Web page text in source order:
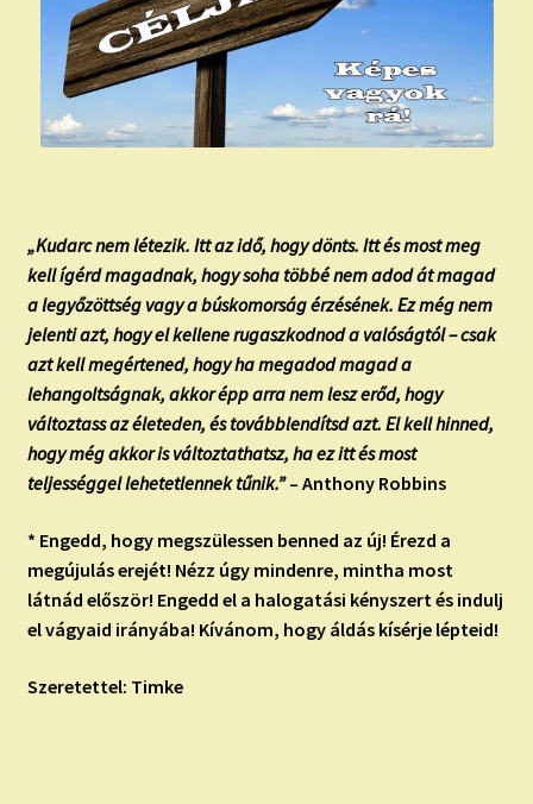
„Kudarc nem létezik. Itt az idő, hogy dönts. Itt és most meg
kell ígérd magadnak, hogy soha többé nem adod át magad
a legyőzöttség vagy a búskomorság érzésének. Ez még nem
jelenti azt, hogy el kellene rugaszkodnod a valóságtól – csak
azt kell megértened, hogy ha megadod magad a
lehangoltságnak, akkor épp arra nem lesz erőd, hogy
változtass az életeden, és továbblendítsd azt. El kell hinned,
hogy még akkor is változtathatsz, ha ez itt és most
teljességgel lehetetlennek tűnik.”– Anthony Robbins
* Engedd, hogy megszülessen benned az új! Érezd a
megújulás erejét! Nézz úgy mindenre, mintha most
látnád először! Engedd el a halogatási kényszert és indulj
el vágyaid irányába! Kívánom, hogy áldás kísérje lépteid!
Szeretettel: Timke